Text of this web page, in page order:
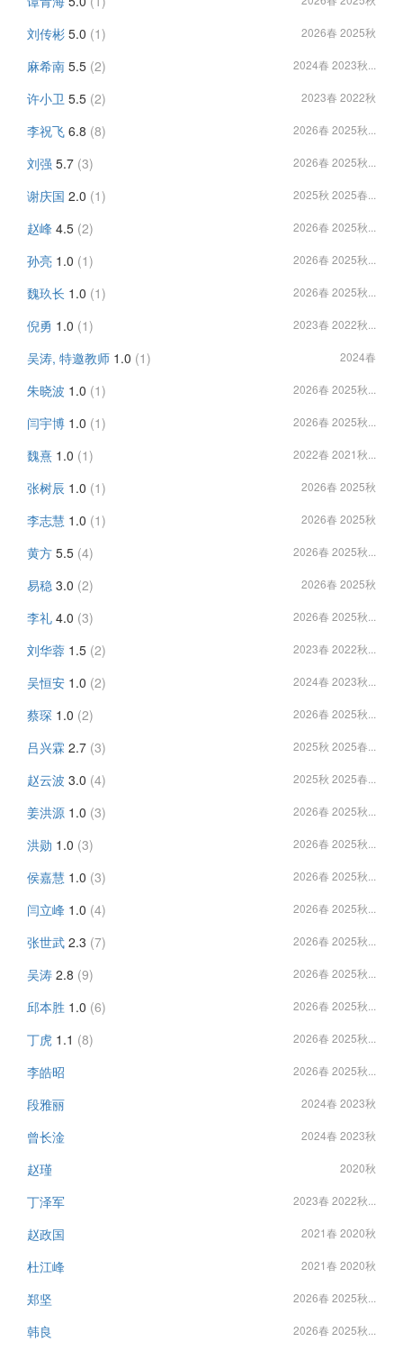
刘传彬 5.0 (1) 2026春 2025秋
麻希南 5.5 (2) 2024春 2023秋...
许小卫 5.5 (2) 2023春 2022秋
李祝飞 6.8 (8) 2026春 2025秋...
刘强 5.7 (3) 2026春 2025秋...
谢庆国 2.0 (1) 2025秋 2025春...
赵峰 4.5 (2) 2026春 2025秋...
孙亮 1.0 (1) 2026春 2025秋...
魏玖长 1.0 (1) 2026春 2025秋...
倪勇 1.0 (1) 2023春 2022秋...
吴涛, 特邀教师 1.0 (1) 2024春
朱晓波 1.0 (1) 2026春 2025秋...
闫宇博 1.0 (1) 2026春 2025秋...
魏熹 1.0 (1) 2022春 2021秋...
张树辰 1.0 (1) 2026春 2025秋
李志慧 1.0 (1) 2026春 2025秋
黄方 5.5 (4) 2026春 2025秋...
易稳 3.0 (2) 2026春 2025秋
李礼 4.0 (3) 2026春 2025秋...
刘华蓉 1.5 (2) 2023春 2022秋...
吴恒安 1.0 (2) 2024春 2023秋...
蔡琛 1.0 (2) 2026春 2025秋...
吕兴霖 2.7 (3) 2025秋 2025春...
赵云波 3.0 (4) 2025秋 2025春...
姜洪源 1.0 (3) 2026春 2025秋...
洪勋 1.0 (3) 2026春 2025秋...
侯嘉慧 1.0 (3) 2026春 2025秋...
闫立峰 1.0 (4) 2026春 2025秋...
张世武 2.3 (7) 2026春 2025秋...
吴涛 2.8 (9) 2026春 2025秋...
邱本胜 1.0 (6) 2026春 2025秋...
丁虎 1.1 (8) 2026春 2025秋...
李皓昭 2026春 2025秋...
段雅丽 2024春 2023秋
曾长淦 2024春 2023秋
赵瑾 2020秋
丁泽军 2023春 2022秋...
赵政国 2021春 2020秋
杜江峰 2021春 2020秋
郑坚 2026春 2025秋...
韩良 2026春 2025秋...